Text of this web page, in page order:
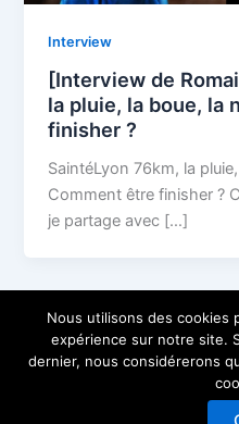
Interview
[Interview de
la pluie, la boue, la
finisher ?
SaintéLyon 76km, la
Comment être finisher ?
je partage avec […]
Copyright © 2026
Nous utilisons des cookies
expérience sur notre site.
dernier, nous considérerons